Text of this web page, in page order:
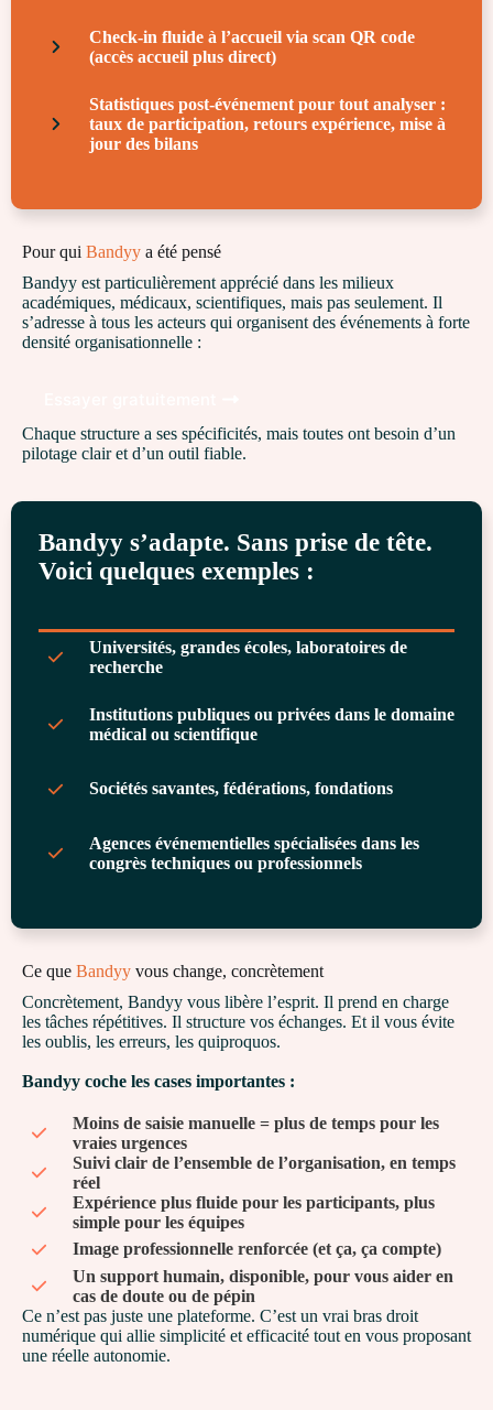
Check-in fluide à l’accueil via scan QR code
(accès accueil plus direct)
Statistiques post-événement pour tout analyser :
taux de participation, retours expérience, mise à
jour des bilans
Pour qui Bandyy a été pensé
Bandyy est particulièrement apprécié dans les milieux
académiques, médicaux, scientifiques, mais pas seulement. Il
s’adresse à tous les acteurs qui organisent des événements à forte
densité organisationnelle :
Chaque structure a ses spécificités, mais toutes ont besoin d’un
pilotage clair et d’un outil fiable.
Bandyy s’adapte. Sans prise de tête.
Voici quelques exemples :
Universités, grandes écoles, laboratoires de
recherche
Institutions publiques ou privées dans le domaine
médical ou scientifique
Sociétés savantes, fédérations, fondations
Agences événementielles spécialisées dans les
congrès techniques ou professionnels
Ce que Bandyy vous change, concrètement
Concrètement, Bandyy vous libère l’esprit. Il prend en charge
les tâches répétitives. Il structure vos échanges. Et il vous évite
les oublis, les erreurs, les quiproquos.
Bandyy coche les cases importantes :
Moins de saisie manuelle = plus de temps pour les
vraies urgences
Suivi clair de l’ensemble de l’organisation, en temps
réel
Expérience plus fluide pour les participants, plus
simple pour les équipes
Image professionnelle renforcée (et ça, ça compte)
Un support humain, disponible, pour vous aider en
cas de doute ou de pépin
Ce n’est pas juste une plateforme. C’est un vrai bras droit
numérique qui allie simplicité et efficacité tout en vous proposant
une réelle autonomie.